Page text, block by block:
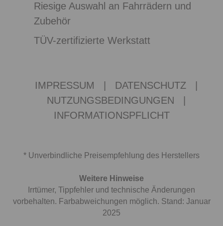
Riesige Auswahl an Fahrrädern und
Zubehör
TÜV-zertifizierte Werkstatt
IMPRESSUM DATENSCHUTZ
NUTZUNGSBEDINGUNGEN
INFORMATIONSPFLICHT
* Unverbindliche Preisempfehlung des Herstellers
Weitere Hinweise
Irrtümer, Tippfehler und technische Änderungen
vorbehalten. Farbabweichungen möglich. Stand: Januar
2025